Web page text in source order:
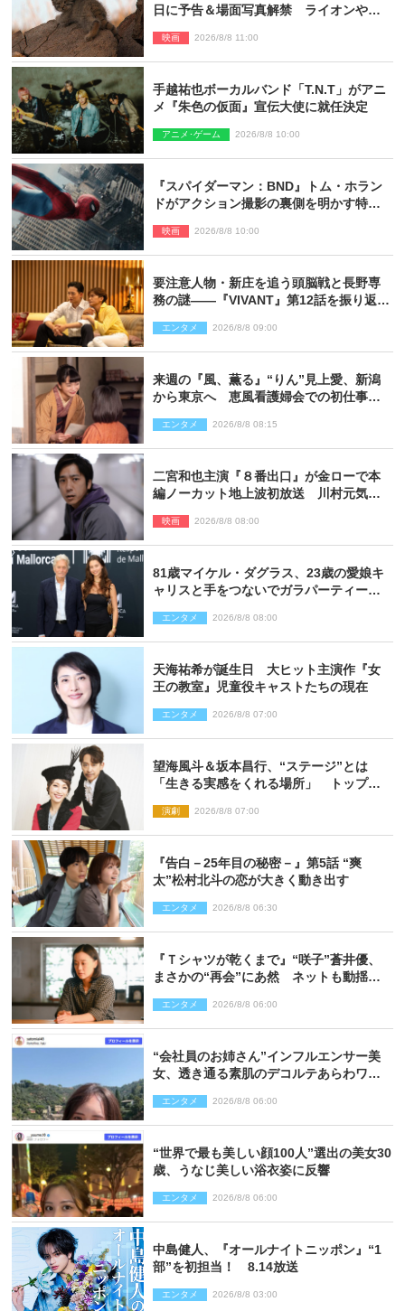
日に予告＆場面写真解禁 ライオンやマ
映画 2026/8/8 11:00
手越祐也ボーカルバンド「T.N.T」がアニ
メ『朱色の仮面』宣伝大使に就任決定
アニメ･ゲーム 2026/8/8 10:00
『スパイダーマン：BND』トム・ホラン
ドがアクション撮影の裏側を明かす特別
映画 2026/8/8 10:00
要注意人物・新庄を追う頭脳戦と長野専
務の謎――『VIVANT』第12話を振り返
エンタメ 2026/8/8 09:00
来週の『風、薫る』“りん”見上愛、新潟
から東京へ 恵風看護婦会での初仕事に
エンタメ 2026/8/8 08:15
二宮和也主演『８番出口』が金ローで本
編ノーカット地上波初放送 川村元気監
映画 2026/8/8 08:00
81歳マイケル・ダグラス、23歳の愛娘キ
ャリスと手をつないでガラパーティーに
エンタメ 2026/8/8 08:00
天海祐希が誕生日 大ヒット主演作『女
王の教室』児童役キャストたちの現在
エンタメ 2026/8/8 07:00
望海風斗＆坂本昌行、“ステージ”とは
「生きる実感をくれる場所」 トップを
演劇 2026/8/8 07:00
『告白－25年目の秘密－』第5話 “爽
太”松村北斗の恋が大きく動き出す
エンタメ 2026/8/8 06:30
『Ｔシャツが乾くまで』“咲子”蒼井優、
まさかの“再会”にあ然 ネットも動揺
レあり）
エンタメ 2026/8/8 06:00
“会社員のお姉さん”インフルエンサー美
女、透き通る素肌のデコルテあらわワン
エンタメ 2026/8/8 06:00
“世界で最も美しい顔100人”選出の美女30
歳、うなじ美しい浴衣姿に反響
エンタメ 2026/8/8 06:00
中島健人、『オールナイトニッポン』“1
部”を初担当！ 8.14放送
エンタメ 2026/8/8 03:00